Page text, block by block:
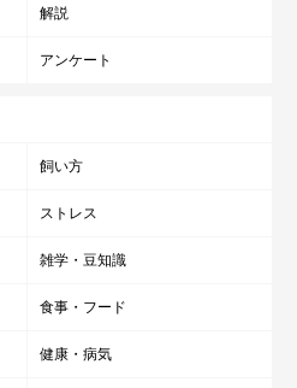
解説
アンケート
飼い方
ストレス
雑学・豆知識
食事・フード
健康・病気